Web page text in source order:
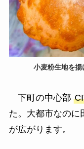
小麦粉生地を揚
下町の中心部
た。大都市なのに
が広がります。